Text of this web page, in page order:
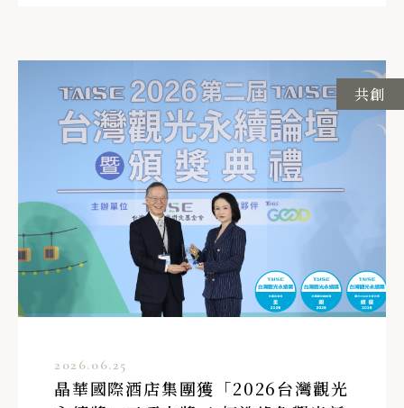
共創
2026.06.25
晶華國際酒店集團獲「2026台灣觀光